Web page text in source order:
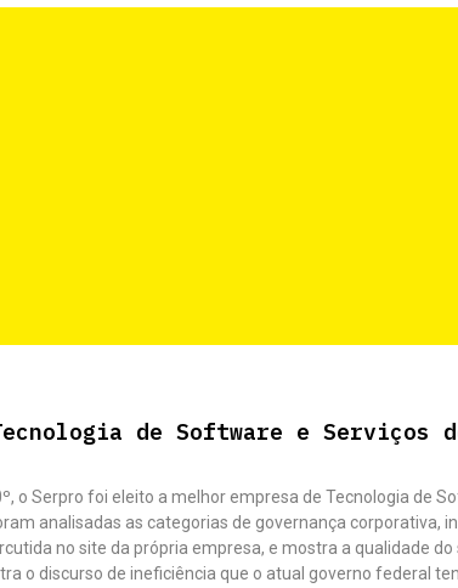
de Software e Serviços
o Serpro foi eleito a melhor empresa de Tecnologia de
analisadas as categorias de governança corporativa,
no site da própria empresa, e mostra a qualidade do
o discurso de ineficiência que o atual governo federal